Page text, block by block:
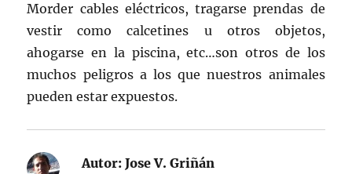
Morder cables eléctricos, tragarse prendas de
vestir como calcetines u otros objetos,
ahogarse en la piscina, etc…son otros de los
muchos peligros a los que nuestros animales
pueden estar expuestos.
Autor: Jose V. Griñán